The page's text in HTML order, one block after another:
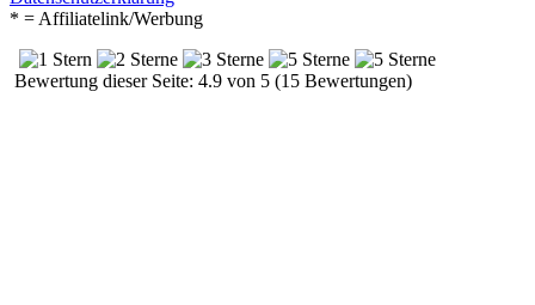
* = Affiliatelink/Werbung
Bewertung dieser Seite: 4.9 von 5 (15 Bewertungen)